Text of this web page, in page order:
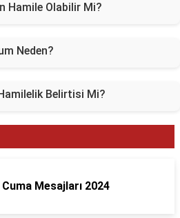
Hamile Olabilir Mi?
Neden?
Belirtisi Mi?
Mesajları 2024